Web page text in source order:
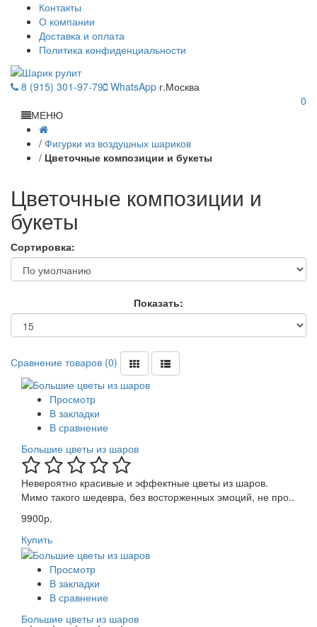
Контакты
О компании
Доставка и оплата
Политика конфиденциальности
8 (915) 301-97-79 WhatsApp г.Москва
0
МЕНЮ
/ Фигурки из воздушных шариков
/ Цветочные композиции и букеты
Цветочные композиции и
букеты
Сортировка:
Показать:
Сравнение товаров (0)
Просмотр
В закладки
В сравнение
Большие цветы из шаров
Невероятно красивые и эффектные цветы из шаров.
Мимо такого шедевра, без восторженных эмоций, не про..
9900р.
Купить
Просмотр
В закладки
В сравнение
Большие цветы из шаров